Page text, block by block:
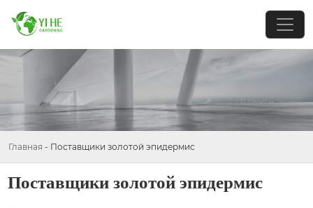
Главная - Поставщики золотой эпидермис
Поставщики золотой эпидермис